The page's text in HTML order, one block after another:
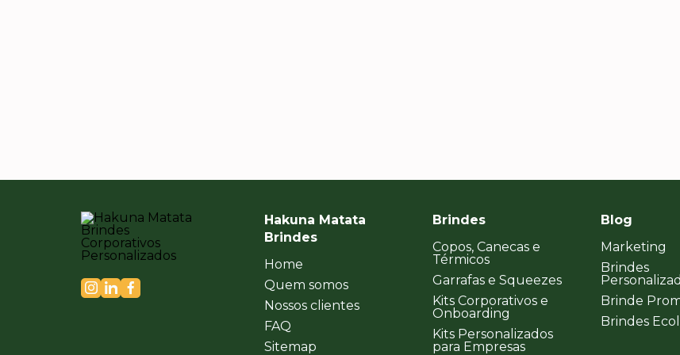
Hakuna Matata
Brindes
Home
Quem somos
Nossos clientes
FAQ
Sitemap
Brindes
Copos, Canecas e
Térmicos
Garrafas e Squeezes
Kits Corporativos e
Onboarding
Kits Personalizados
para Empresas
Blog
Marketing
Brindes
Brinde
Brindes